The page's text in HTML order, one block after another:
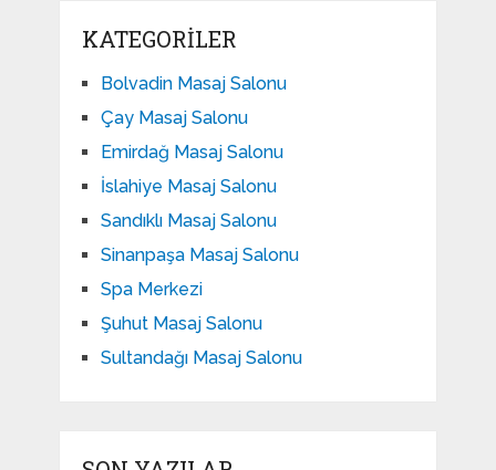
KATEGORILER
Bolvadin Masaj Salonu
Çay Masaj Salonu
Emirdağ Masaj Salonu
İslahiye Masaj Salonu
Sandıklı Masaj Salonu
Sinanpaşa Masaj Salonu
Spa Merkezi
Şuhut Masaj Salonu
Sultandağı Masaj Salonu